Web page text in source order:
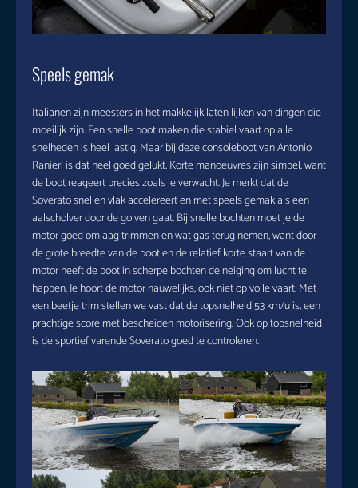
Speels gemak
Italianen zijn meesters in het makkelijk laten lijken van dingen die
moeilijk zijn. Een snelle boot maken die stabiel vaart op alle
snelheden is heel lastig. Maar bij deze consoleboot van Antonio
Ranieri is dat heel goed gelukt. Korte manoeuvres zijn simpel, want
de boot reageert precies zoals je verwacht. Je merkt dat de
Soverato snel en vlak accelereert en met speels gemak als een
aalscholver door de golven gaat. Bij snelle bochten moet je de
motor goed omlaag trimmen en wat gas terug nemen, want door
de grote breedte van de boot en de relatief korte staart van de
motor heeft de boot in scherpe bochten de neiging om lucht te
happen. Je hoort de motor nauwelijks, ook niet op volle vaart. Met
een beetje trim stellen we vast dat de topsnelheid 53 km/u is, een
prachtige score met bescheiden motorisering. Ook op topsnelheid
is de sportief varende Soverato goed te controleren.